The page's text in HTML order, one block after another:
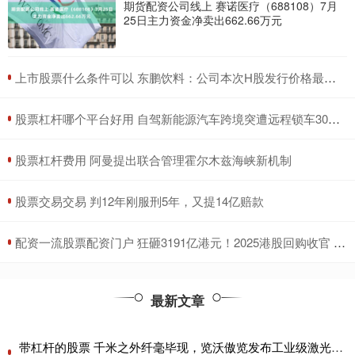
期货配资公司线上 赛诺医疗（688108）7月
25日主力资金净卖出662.66万元
​上市股票什么条件可以 东鹏饮料：公司本次H股发行价格最高不超过每股248港元
​股票杠杆哪个平台好用 自驾新能源汽车跨境突遭远程锁车30多小时 车主：事前未提醒出境会被锁车
​股票杠杆费用 阿曼提出联合管理霍尔木兹海峡新机制
​股票交易交易 判12年刚服刑5年，又提14亿赔款
​配资一流股票配资门户 狂砸3191亿港元！2025港股回购收官 腾讯独揽1/4 连续四年“称王”
最新文章
带杠杆的股票 千米之外纤毫毕现，览沃傲览发布工业级激光雷达Avia 2